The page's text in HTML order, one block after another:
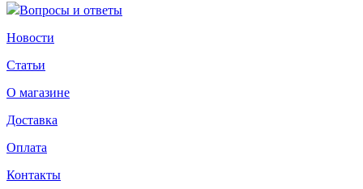
Вопросы и ответы
Новости
Статьи
О магазине
Доставка
Оплата
Контакты